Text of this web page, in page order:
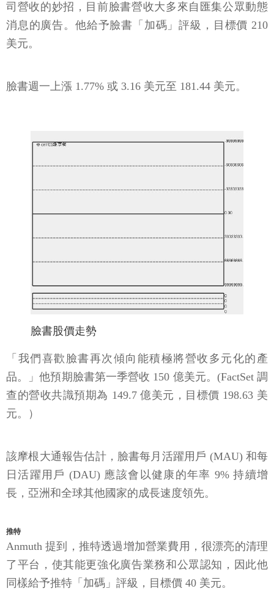
司營收的妙招，目前臉書營收大多來自匯集公眾動態
消息的廣告。他給予臉書「加碼」評級，目標價 210
美元。
臉書週一上漲 1.77% 或 3.16 美元至 181.44 美元。
臉書股價走勢
「我們喜歡臉書再次傾向能積極將營收多元化的產
品。」他預期臉書第一季營收 150 億美元。(FactSet 調
查的營收共識預期為 149.7 億美元，目標價 198.63 美
元。）
該摩根大通報告估計，臉書每月活躍用戶 (MAU) 和每
日活躍用戶 (DAU) 應該會以健康的年率 9% 持續增
長，亞洲和全球其他國家的成長速度領先。
推特
Anmuth 提到，推特透過增加營業費用，很漂亮的清理
了平台，使其能更強化廣告業務和公眾認知，因此他
同樣給予推特「加碼」評級，目標價 40 美元。